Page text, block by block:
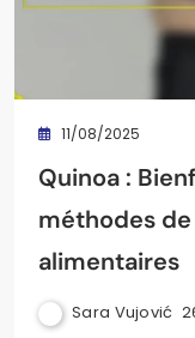
11/08/2025
Quinoa :
méthodes
alimentaires
Sara Vujović